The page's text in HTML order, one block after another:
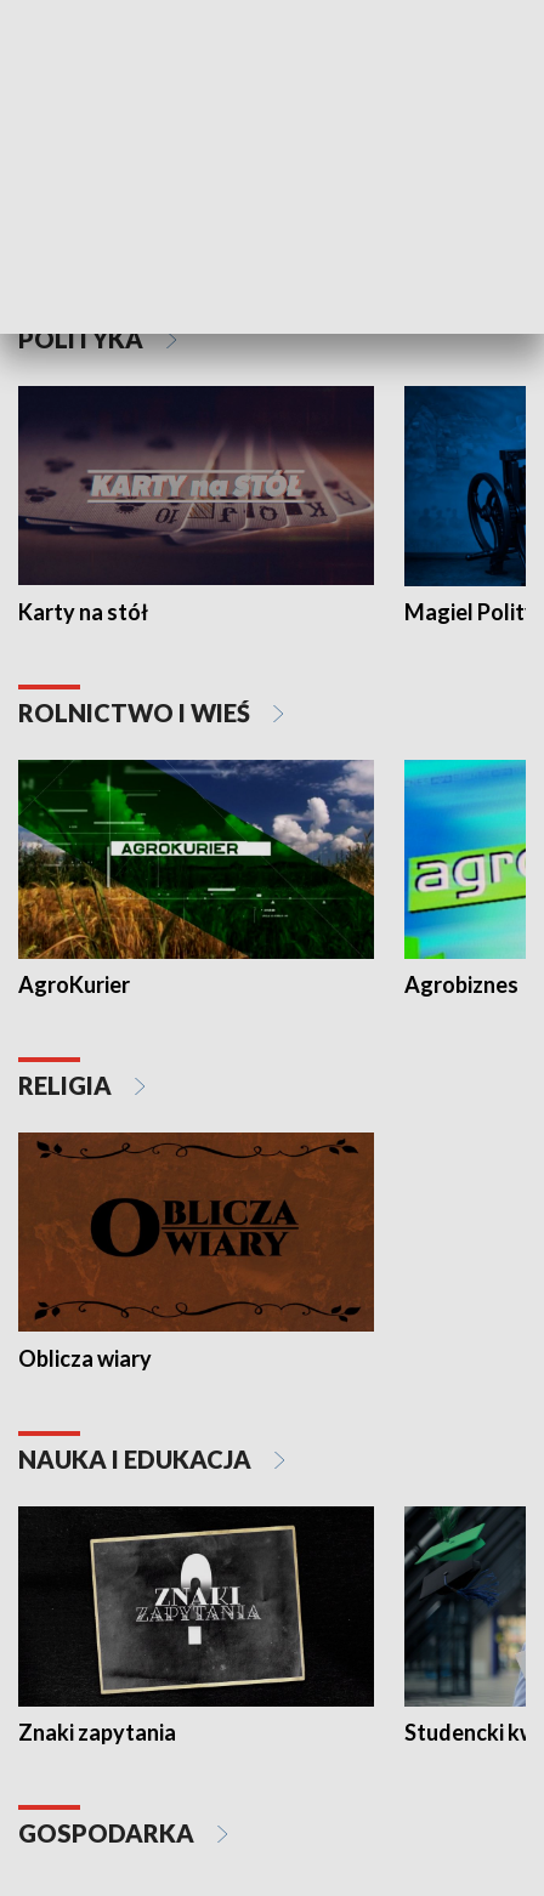
POLITYKA
Karty na stół Magiel
ROLNICTWO I WIEŚ
AgroKurier Agrobiznes
RELIGIA
Oblicza wiary
NAUKA I EDUKACJA
Znaki zapytania Studencki
GOSPODARKA